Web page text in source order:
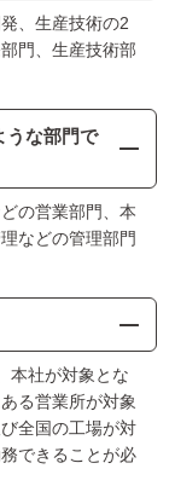
、生産技術の2
門、生産技術部
うな部門で
の営業部門、本
などの管理部門
本社が対象とな
る営業所が対象
全国の工場が対
できることが必